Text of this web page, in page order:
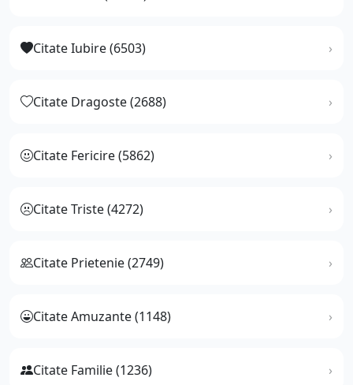
Citate Iubire (6503)
Citate Dragoste (2688)
Citate Fericire (5862)
Citate Triste (4272)
Citate Prietenie (2749)
Citate Amuzante (1148)
Citate Familie (1236)